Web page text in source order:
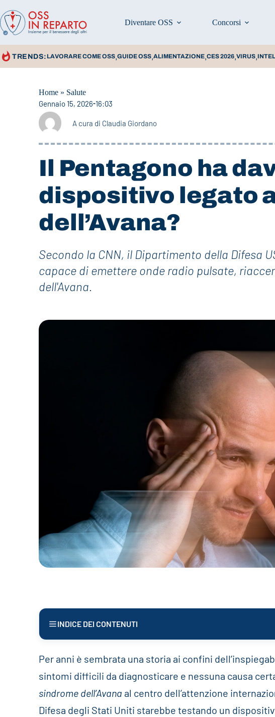
Diventare OSS Concorsi
TRENDS: LAVORARE COME OSS,GUIDE OSS,ALIMENTAZIONE,CES 2026,VIRUS,
Home » Salute
Gennaio 15, 2026 16:03
A cura di Claudia Giordano
Il Pentagono ha
dispositivo legato
dell’Avana?
Secondo la CNN, il Dipartimento della Difesa
capace di emettere onde radio pulsate,
dell'Avana.
INDICE DEI CONTENUTI
Per anni è sembrata una storia ai confini
sintomi difficili da diagnosticare e nessuna causa
sindrome dell’Avana al centro dell’attenzione
Difesa degli Stati Uniti starebbe testando un